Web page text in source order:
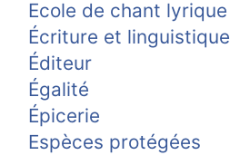
Ecole de chant lyrique
Écriture et linguistique
Éditeur
Égalité
Épicerie
Espèces protégées